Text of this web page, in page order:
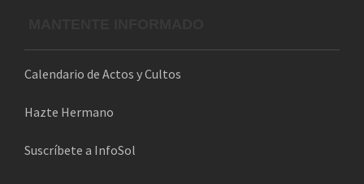
Calendario de Actos y Cultos
Hazte Hermano
Suscríbete a InfoSol